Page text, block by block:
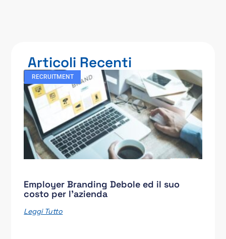
Articoli Recenti
RECRUITMENT
Employer Branding Debole ed il suo
costo per l’azienda
Leggi Tutto